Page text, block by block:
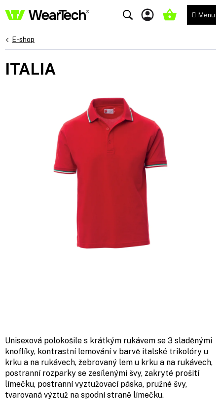
na
NÁKUPNÍ
E-shop
ITALIA
Unisexová polokošile s krátkým rukávem se 3 sladěnými
knoflíky, kontrastní lemování v barvě italské trikolóry u
krku a na rukávech, žebrovaný lem u krku a na rukávech,
postranní rozparky se zesílenými švy, zakryté prošití
límečku, postranní vyztužovací páska, pružné švy,
tvarovaná výztuž na spodní straně límečku.